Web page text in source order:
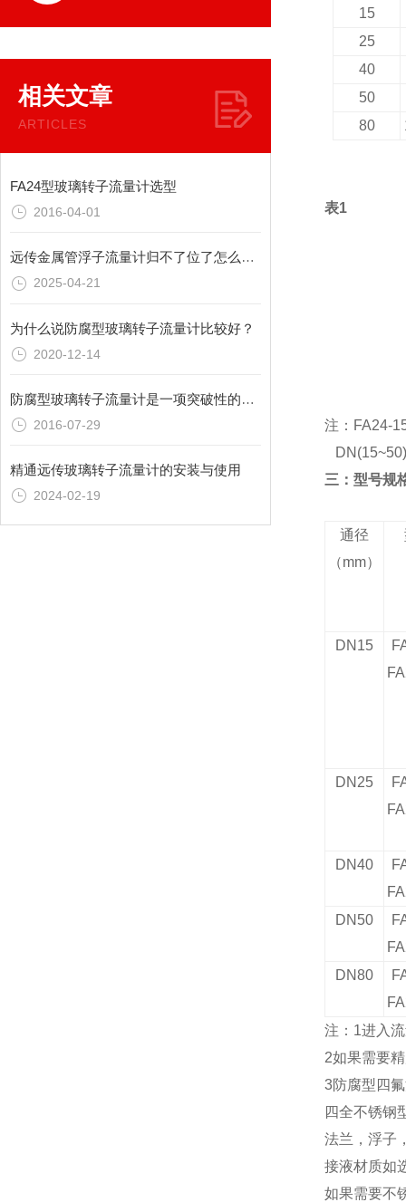
相关文章
ARTICLES
FA24型玻璃转子流量计选型
2016-04-01
远传金属管浮子流量计归不了位了怎么办？
2025-04-21
为什么说防腐型玻璃转子流量计比较好？
2020-12-14
防腐型玻璃转子流量计是一项突破性的创新
2016-07-29
精通远传玻璃转子流量计的安装与使用
2024-02-19
15
25
40
50
80
表1
注： FA24-
三：型号规
通径
（mm）
DN15
DN25
DN40
DN50
DN80
注： 1进入
2如果需要
3防腐型四
四全不锈钢
法兰，浮子
接液材质如
如果需要不